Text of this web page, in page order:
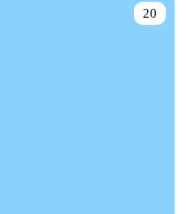
20